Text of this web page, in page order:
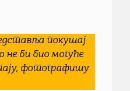
покушај
би био могућe
фотографишу